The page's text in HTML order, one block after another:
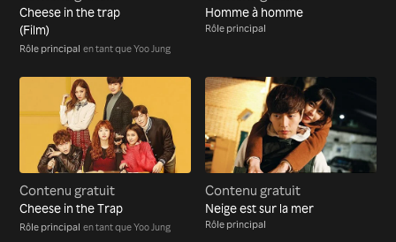
Cheese in the trap
(Film)
Rôle principal en tant que Yoo Jung
Homme à homme
Rôle principal
Contenu gratuit
Cheese in the Trap
Rôle principal en tant que Yoo Jung
Contenu gratuit
Neige est sur la mer
Rôle principal